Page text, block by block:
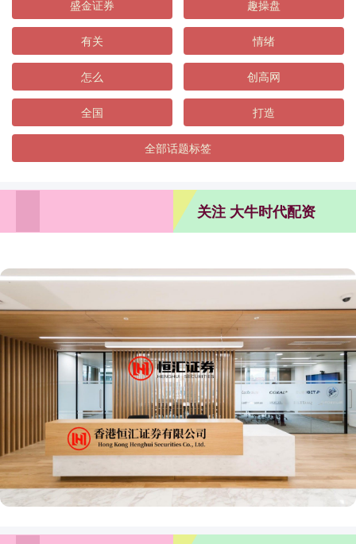
盛金证券 趣操盘
有关 情绪
怎么 创高网
全国 打造
全部话题标签
关注 大牛时代配资